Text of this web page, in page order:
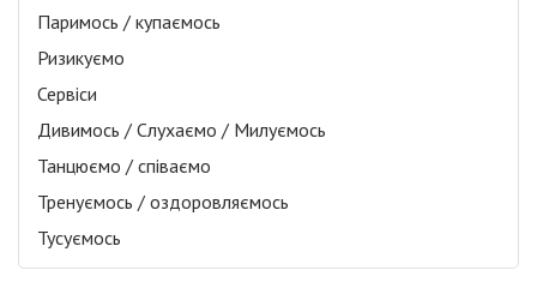
Паримось / купаємось
Ризикуємо
Сервіси
Дивимось / Слухаємо / Милуємось
Танцюємо / співаємо
Тренуємось / оздоровляємось
Тусуємось